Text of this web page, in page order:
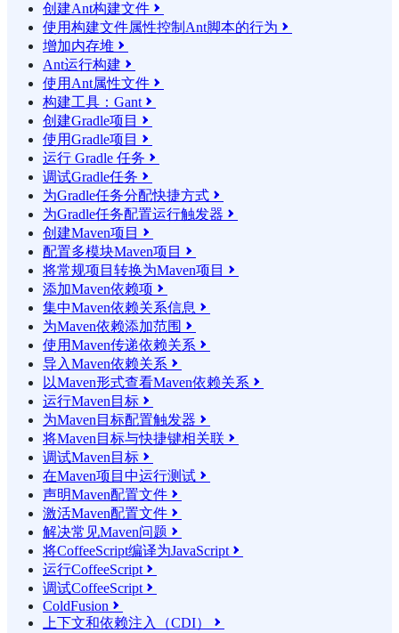
创建Ant构建文件 
使用构建文件属性控制Ant脚本的行为 
增加内存堆 
Ant运行构建 
使用Ant属性文件 
构建工具：Gant 
创建Gradle项目 
使用Gradle项目 
运行 Gradle 任务 
调试Gradle任务 
为Gradle任务分配快捷方式 
为Gradle任务配置运行触发器 
创建Maven项目 
配置多模块Maven项目 
将常规项目转换为Maven项目 
添加Maven依赖项 
集中Maven依赖关系信息 
为Maven依赖添加范围 
使用Maven传递依赖关系 
导入Maven依赖关系 
以Maven形式查看Maven依赖关系 
运行Maven目标 
为Maven目标配置触发器 
将Maven目标与快捷键相关联 
调试Maven目标 
在Maven项目中运行测试 
声明Maven配置文件 
激活Maven配置文件 
解决常见Maven问题 
将CoffeeScript编译为JavaScript 
运行CoffeeScript 
调试CoffeeScript 
ColdFusion 
上下文和依赖注入（CDI） 